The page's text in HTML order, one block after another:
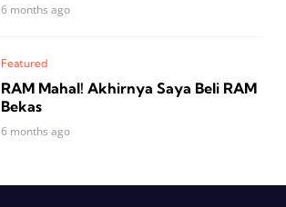
6 months ago
Featured
RAM Mahal! Akhirnya Saya Beli RAM
Bekas
6 months ago